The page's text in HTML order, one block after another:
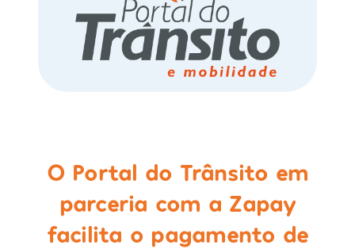
O Portal do Trânsito em
parceria com a Zapay
facilita o pagamento de